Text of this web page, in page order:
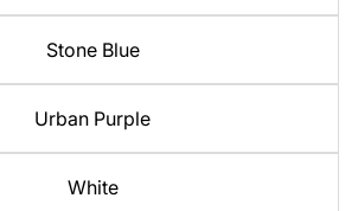
Stone Blue
Urban Purple
White